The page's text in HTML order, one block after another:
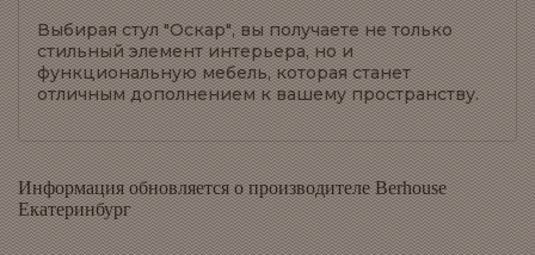
Выбирая стул "Оскар", вы получаете не только
стильный элемент интерьера, но и
функциональную мебель, которая станет
отличным дополнением к вашему пространству.
Информация обновляется о производителе Berhouse
Екатеринбург